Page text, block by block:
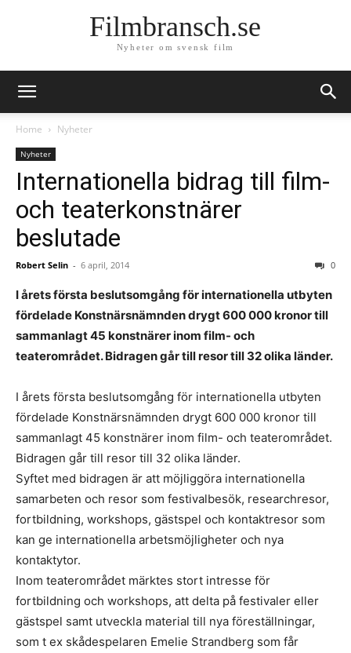
Filmbransch.se
Nyheter om svensk film
Home Nyheter
Nyheter
Internationella bidrag till film-
och teaterkonstnärer
beslutade
Robert Selin - 6 april, 2014 0
I årets första beslutsomgång för internationella utbyten
fördelade Konstnärsnämnden drygt 600 000 kronor till
sammanlagt 45 konstnärer inom film- och
teaterområdet. Bidragen går till resor till 32 olika länder.
I årets första beslutsomgång för internationella utbyten
fördelade Konstnärsnämnden drygt 600 000 kronor till
sammanlagt 45 konstnärer inom film- och teaterområdet.
Bidragen går till resor till 32 olika länder.
Syftet med bidragen är att möjliggöra internationella
samarbeten och resor som festivalbesök, researchresor,
fortbildning, workshops, gästspel och kontaktresor som
kan ge internationella arbetsmöjligheter och nya
kontaktytor.
Inom teaterområdet märktes stort intresse för
fortbildning och workshops, att delta på festivaler eller
gästspel samt utveckla material till nya föreställningar,
som t ex skådespelaren Emelie Strandberg som får